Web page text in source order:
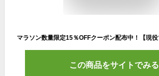
この商品をサイトでみる